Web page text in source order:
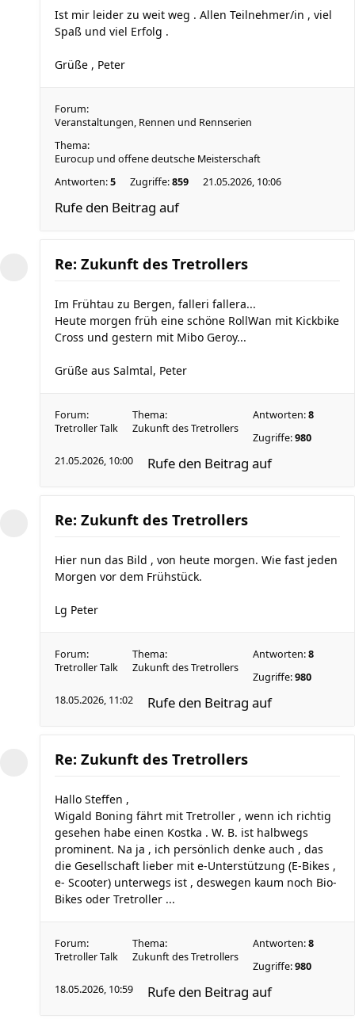
Ist mir leider zu weit weg . Allen Teilnehmer/in , viel
Spaß und viel Erfolg .
Grüße , Peter
Forum:
Veranstaltungen, Rennen und Rennserien
Thema:
Eurocup und offene deutsche Meisterschaft
Antworten:5 Zugriffe:859 21.05.2026, 10:06
Rufe den Beitrag auf
Re: Zukunft des Tretrollers
Im Frühtau zu Bergen, falleri fallera...
Heute morgen früh eine schöne RollWan mit Kickbike
Cross und gestern mit Mibo Geroy...
Grüße aus Salmtal, Peter
Forum:
Tretroller Talk
Thema:
Zukunft des Tretrollers
Antworten:8
Zugriffe:980
21.05.2026, 10:00
Rufe den Beitrag auf
Re: Zukunft des Tretrollers
Hier nun das Bild , von heute morgen. Wie fast jeden
Morgen vor dem Frühstück.
Lg Peter
Forum:
Tretroller Talk
Thema:
Zukunft des Tretrollers
Antworten:8
Zugriffe:980
18.05.2026, 11:02
Rufe den Beitrag auf
Re: Zukunft des Tretrollers
Hallo Steffen ,
Wigald Boning fährt mit Tretroller , wenn ich richtig
gesehen habe einen Kostka . W. B. ist halbwegs
prominent. Na ja , ich persönlich denke auch , das
die Gesellschaft lieber mit e-Unterstützung (E-Bikes ,
e- Scooter) unterwegs ist , deswegen kaum noch Bio-
Bikes oder Tretroller ...
Forum:
Tretroller Talk
Thema:
Zukunft des Tretrollers
Antworten:8
Zugriffe:980
18.05.2026, 10:59
Rufe den Beitrag auf